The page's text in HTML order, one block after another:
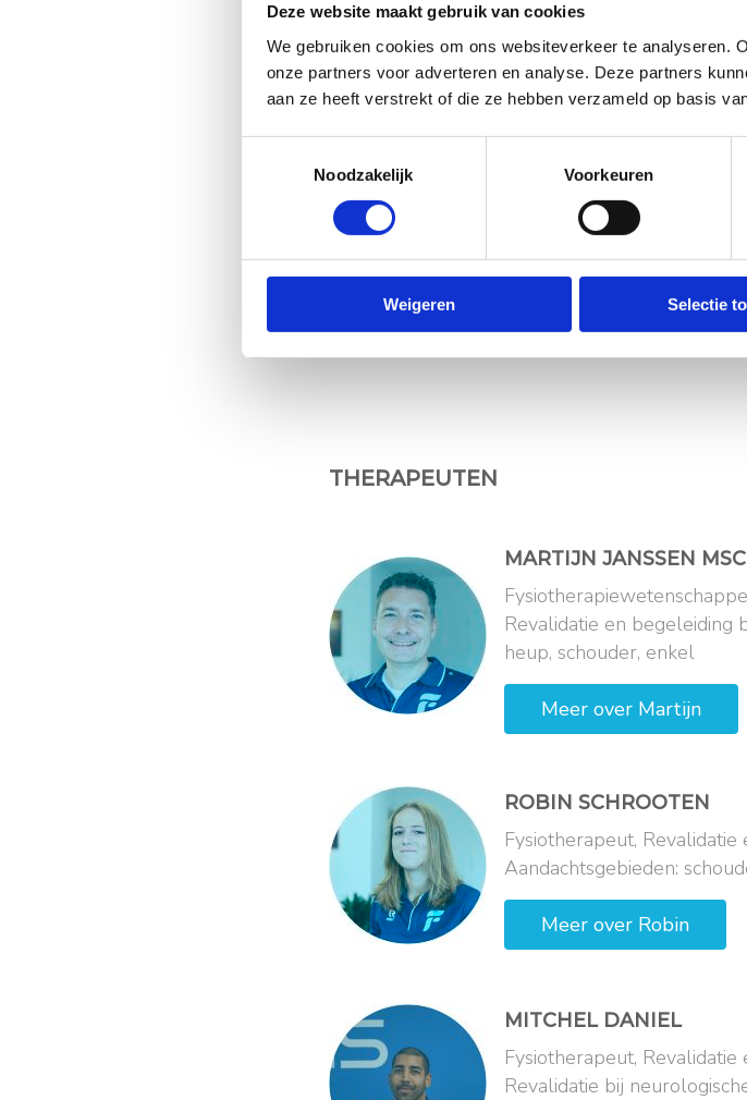
Deze website maakt gebruik van cookies
We gebruiken cookies om ons websiteverkeer te analyseren.
onze partners voor adverteren en analyse. Deze partners
aan ze heeft verstrekt of die ze hebben verzameld op basis
Noodzakelijk
Voorkeuren
Weigeren Selectie
THERAPEUTEN
MARTIJN JANSSEN
Revalidatie en begeleiding
heup, schouder, enkel
Meer over Martijn
ROBIN SCHROOTEN
Fysiotherapeut,
Aandachtsgebieden:
Meer over Robin
MITCHEL DANIEL
Fysiotherapeut,
Revalidatie bij